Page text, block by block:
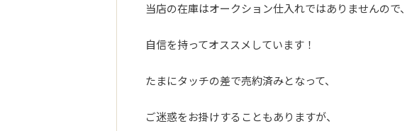
当店の在庫はオークション仕入れではありませんので、
自信を持ってオススメしています！
たまにタッチの差で売約済みとなって、
ご迷惑をお掛けすることもありますが、